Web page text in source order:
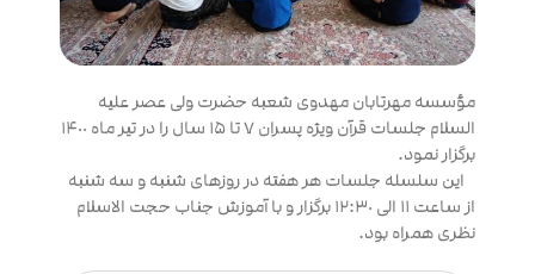
مؤسسه مهرتابان مهدوی شعبه حضرت ولی عصر علیه
السلام جلسات قرآن ویژه پسران ۷ تا ۱۵ سال را در تیر ماه ١۴٠٠
برگزار نمود.
این سلسله جلسات هر هفته در روزهای شنبه و سه شنبه
از ساعت ١١ الی ١٢:٣٠ برگزار و با آموزش جناب حجت الاسلام
نظری همراه بود.